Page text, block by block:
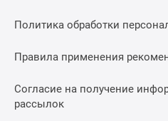
Политика обработки
Правила применения
Согласие на получение
рассылок